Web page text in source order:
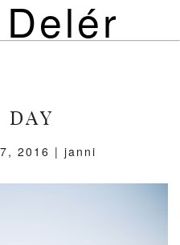
DAY
2016 | janni